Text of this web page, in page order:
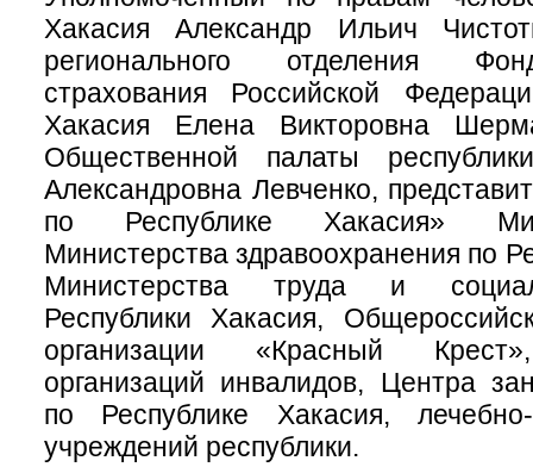
Хакасия Александр Ильич
регионального отделения
страхования Российской
Хакасия Елена Викторовна
Общественной палаты
Александровна Левченко,
по Республике Хакасия»
Министерства здравоохранения по
Министерства труда и
Республики Хакасия,
организации «Красный
организаций инвалидов, Центра
по Республике Хакасия, лечебно-
учреждений республики.